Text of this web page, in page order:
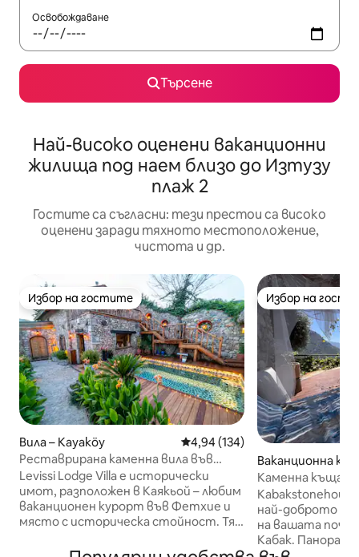
Освобождаване
Търсене
Най-високо оценени ваканционни
жилища под наем близо до Изтузу
плаж 2
Гостите са съгласни: тези престои са високо
оценени заради тяхното местоположение,
чистота и др.
Избор на гостите
Избор на гостите
Вила – Kayaköy Средна оценка: 4,94 от 5,
4,94 (134)
Реставрирана каменна вила във
Фетхие/Каякьой
Levissi Lodge Villa е исторически
имот, разположен в Каякьой – любим
ваканционен курорт във Фетхие и
място с историческа стойност. Тя е
İnşaat, като са запазени нейният
Избор на
Избор на
Ваканционна
ие
Каменна къща с
изглед към
най-доброто
на вашата
Кабак.